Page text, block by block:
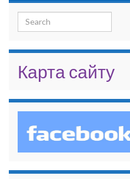
Search for:
Карта сайту